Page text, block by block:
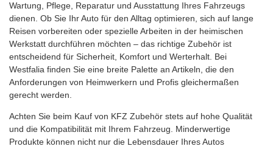
Wartung, Pflege, Reparatur und Ausstattung Ihres Fahrzeugs
dienen. Ob Sie Ihr Auto für den Alltag optimieren, sich auf lange
Reisen vorbereiten oder spezielle Arbeiten in der heimischen
Werkstatt durchführen möchten – das richtige Zubehör ist
entscheidend für Sicherheit, Komfort und Werterhalt. Bei
Westfalia finden Sie eine breite Palette an Artikeln, die den
Anforderungen von Heimwerkern und Profis gleichermaßen
gerecht werden.
Achten Sie beim Kauf von KFZ Zubehör stets auf hohe Qualität
und die Kompatibilität mit Ihrem Fahrzeug. Minderwertige
Produkte können nicht nur die Lebensdauer Ihres Autos